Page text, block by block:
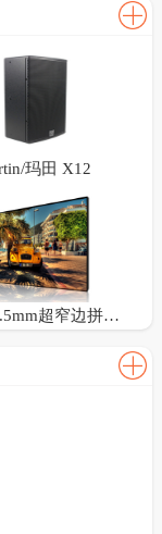
玛田 X12
55英寸3.5mm超窄边拼接屏